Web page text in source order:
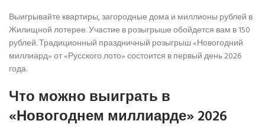
Выигрывайте квартиры, загородные дома и миллионы рублей в
Жилищной лотерее. Участие в розыгрыше обойдется вам в 150
рублей. Традиционный праздничный розыгрыш «Новогодний
миллиард» от «Русского лото» состоится в первый день 2026
года.
Что можно выиграть в
«Новогоднем миллиарде» 2026